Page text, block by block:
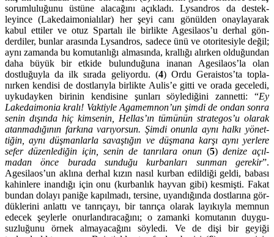
sorum­lu­luğunu üstüne alacağını açık­ladı. Lysandros da destek­
leyince (Lake­daimonia­lılar) her şeyi canı gönülden onayla­yarak
kabul ettiler ve otuz Spartalı ile bir­lik­te Agesilaos’u derhal gön­
derdiler, bunlar ara­sında Lysandros, sadece ünü ve otoritesiyle değil;
aynı za­manda bu komutan­lığı alma­sında, krallığı alırken olduğundan
daha büyük bir etkide bu­lunduğuna inanan Agesilaos’la olan
dostluğuyla da ilk sırada geliyordu. (4) Ordu Ge­rais­tos’ta topla­
nırken kendisi de dostlarıyla birlikte Aulis’e gitti ve orada geceledi,
uyku­dayken birinin kendisine şunları söyledi­ğini zan­netti: “Ey
Lakedai­monia kralı! Vak­tiyle Aga­mem­non’un şimdi de ondan sonra
senin dı­şında hiç kimse­nin, Hel­las’ın tümünün strate­gos’u olarak
atan­madığı­nın farkına varıyor­sun. Şimdi onunla aynı halkı yönet­
tiğin, aynı düşmanlarla sa­vaştığın ve düşmana karşı aynı yerlere
sefer düzenlediğin için, senin de tanrılara onun (5)denize açıl­
madan önce burada sunduğu kurbanları sunman gere­kir”.
Agesilaos’un aklına derhal kızın nasıl kurban edildiği geldi, babası
kahinlere inandığı için onu (kurbanlık hayvan gibi) kes­mişti. Fakat
bun­dan dolayı paniğe kapılmadı, ter­sine, uyandığında dostlarına gör­
düklerini anlattı ve tanrı­çayı, bir tanrıça olarak layıkıyla memnun
edecek şeylerle onurlandıracağını; o zamanki ko­mutanın duygu­
suzlu­ğunu örnek almayacağını söyledi. Ve de dişi bir geyiği